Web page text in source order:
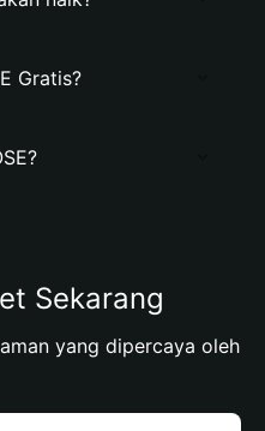
Gratis?
Sekarang
yang dipercaya oleh